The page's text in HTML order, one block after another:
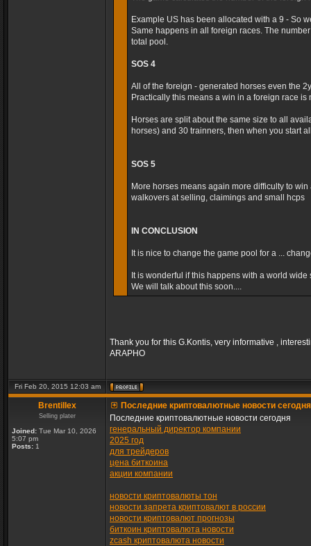
Example US has been allocated with a 9 - So
Same happens in all foreign races. The
total pool.
SOS 4
All of the foreign - generated horses even the
Practically this means a win in a foreign race is
Horses are split about the same size to all
horses) and 30 trainners, then when you start
SOS 5
More horses means again more difficulty to
walkovers at selling, claimings and small hcps
IN CONCLUSION
It is nice to change the game pool for a ...
It is wonderful if this happens with a world
We will talk about this soon....
Thank you for this G.Kontis, very informative ,
ARAPHO
Fri Feb 20, 2015 12:03 am
Brentillex
Selling plater
Joined: Tue Mar 10, 2026
5:07 pm
Posts: 1
Последние криптовалютные новости сегодня
Последние криптовалютные новости сегодня
генеральный директор компании
2025 год
для трейдеров
цена биткоина
акции компании
новости криптовалюты тон
новости запрета криптовалют в россии
новости криптовалют прогнозы
биткоин криптовалюта новости
zcash криптовалюта новости